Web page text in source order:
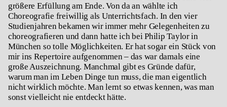
größere Erfüllung am Ende. Von da an wählte ich
Choreografie freiwillig als Unterrichtsfach. In den vier
Studienjahren bekamen wir immer mehr Gelegenheiten zu
choreografieren und dann hatte ich bei Philip Taylor in
München so tolle Möglichkeiten. Er hat sogar ein Stück von
mir ins Repertoire aufgenommen – das war damals eine
große Auszeichnung. Manchmal gibt es Gründe dafür,
warum man im Leben Dinge tun muss, die man eigentlich
nicht wirklich möchte. Man lernt so etwas kennen, was man
sonst vielleicht nie entdeckt hätte.